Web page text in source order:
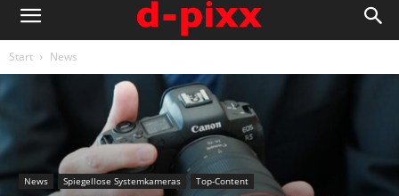
Start News
News Spiegellose Systemkameras Top-Content